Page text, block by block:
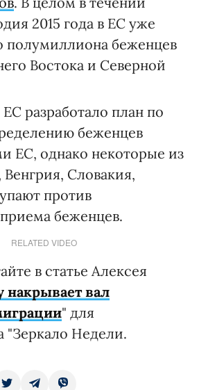
2015 года в ЕС уже
полумиллиона беженцев
Востока и Северной
разработало план по
беженцев
ЕС, однако некоторые из
Словакия,
против
беженцев.
RELATED VIDEO
в статье Алексея
накрывает вал
" для
"Зеркало Недели.